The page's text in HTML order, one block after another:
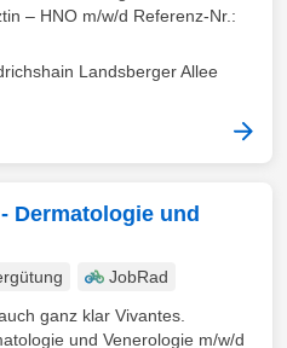
– HNO m/w/d Referenz-Nr.:
Landsberger Allee
Dermatologie und
JobRad
ganz klar Vivantes.
und Venerologie m/w/d